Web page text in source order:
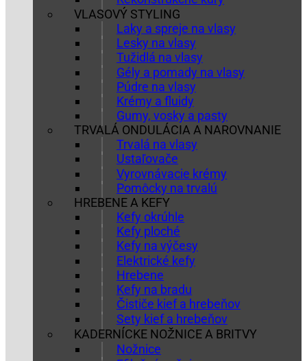
VLASOVÝ STYLING
Laky a spreje na vlasy
Lesky na vlasy
Tužidlá na vlasy
Gély a pomady na vlasy
Púdre na vlasy
Krémy a fluidy
Gumy, vosky a pasty
TRVALÁ ONDULÁCIA A NAROVNANIE
Trvalá na vlasy
Ustaľovače
Vyrovnávacie krémy
Pomôcky na trvalú
HREBENE A KEFY
Kefy okrúhle
Kefy ploché
Kefy na výčesy
Elektrické kefy
Hrebene
Kefy na bradu
Čističe kief a hrebeňov
Sety kief a hrebeňov
KADERNÍCKE NOŽNICE A BRITVY
Nožnice